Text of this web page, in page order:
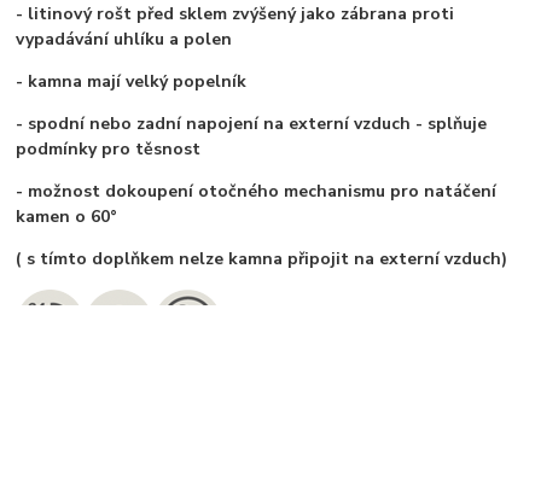
- litinový rošt před sklem zvýšený jako zábrana proti
vypadávání uhlíku a polen
- kamna mají velký popelník
- spodní nebo zadní napojení na externí vzduch - splňuje
podmínky pro těsnost
- možnost dokoupení otočného mechanismu pro natáčení
kamen o 60°
( s tímto doplňkem nelze kamna připojit na externí vzduch)